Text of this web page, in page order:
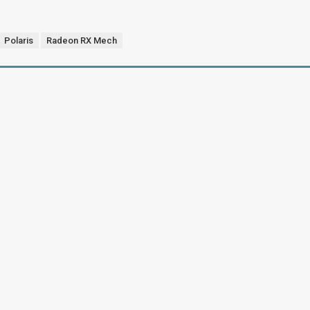
Polaris Radeon RX Mech